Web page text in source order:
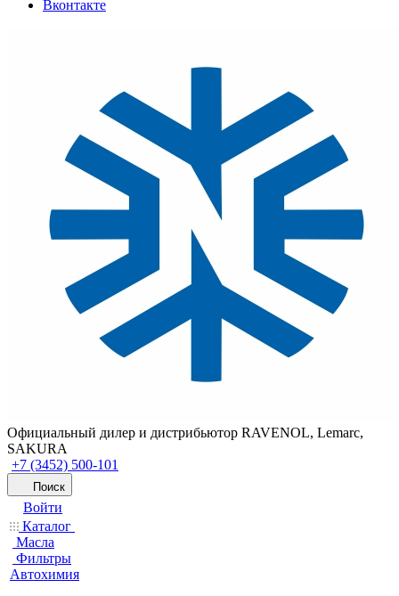
Вконтакте
Официальный дилер и дистрибьютор RAVENOL, Lemarc,
SAKURA
+7 (3452) 500-101
Поиск
Войти
Каталог
Масла
Фильтры
Автохимия